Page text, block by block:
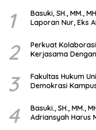
1
Basuki, SH., MM.,
Laporan Nur, Eks
2
Perkuat
Kerjasama
3
Fakultas Hukum
Demokrasi Kampus
4
Basuki., SH., MM.,
Adriansyah Harus